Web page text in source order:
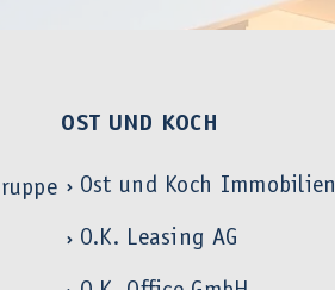
OST UND KOCH
Ost und Koch
O.K. Leasing AG